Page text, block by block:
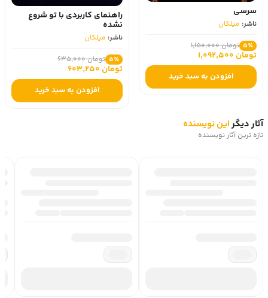
سرسی
ناشر: میلکان
5٪ تومان 1,150,000
تومان 1,092,500
افزودن به سبد خرید
راهنمای کاربردی با تو شروع
نشده
ناشر: میلکان
5٪ تومان 635,000
تومان 603,250
افزودن به سبد خرید
آثار دیگراین نویسنده
تازه ترین آثار نویسنده